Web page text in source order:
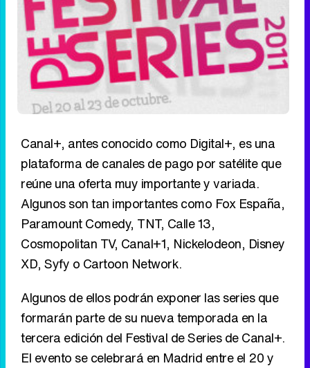
Canal+, antes conocido como Digital+, es una
plataforma de canales de pago por satélite que
reúne una oferta muy importante y variada.
Algunos son tan importantes como Fox España,
Paramount Comedy, TNT, Calle 13,
Cosmopolitan TV, Canal+1, Nickelodeon, Disney
XD, Syfy o Cartoon Network.
Algunos de ellos podrán exponer las series que
formarán parte de su nueva temporada en la
tercera edición del Festival de Series de Canal+.
El evento se celebrará en Madrid entre el 20 y